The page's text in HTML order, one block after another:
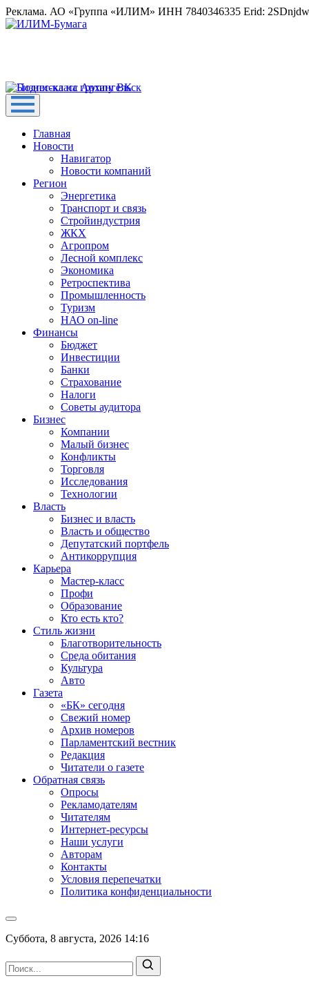
Реклама. АО «Группа «ИЛИМ» ИНН 7840346335 Erid:
Главная
Новости
Навигатор
Новости компаний
Регион
Энергетика
Транспорт и связь
Стройиндустрия
ЖКХ
Агропром
Лесной комплекс
Экономика
Ретроспектива
Промышленность
Туризм
НАО on-line
Финансы
Бюджет
Инвестиции
Банки
Страхование
Налоги
Советы аудитора
Бизнес
Компании
Малый бизнес
Конфликты
Торговля
Исследования
Технологии
Власть
Бизнес и власть
Власть и общество
Депутатский портфель
Антикоррупция
Карьера
Мастер-класс
Профи
Образование
Кто есть кто?
Стиль жизни
Благотворительность
Среда обитания
Культура
Авто
Газета
«БК» сегодня
Свежий номер
Архив номеров
Парламентский вестник
Редакция
Читатели о газете
Обратная связь
Опросы
Рекламодателям
Читателям
Интернет-ресурсы
Наши услуги
Авторам
Контакты
Условия перепечатки
Политика конфиденциальности
Суббота, 8 августа, 2026 14:16